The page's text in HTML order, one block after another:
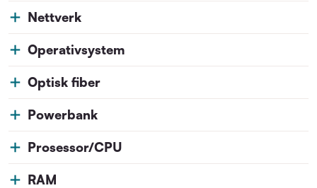
Nettverk
Operativsystem
Optisk fiber
Powerbank
Prosessor/CPU
RAM